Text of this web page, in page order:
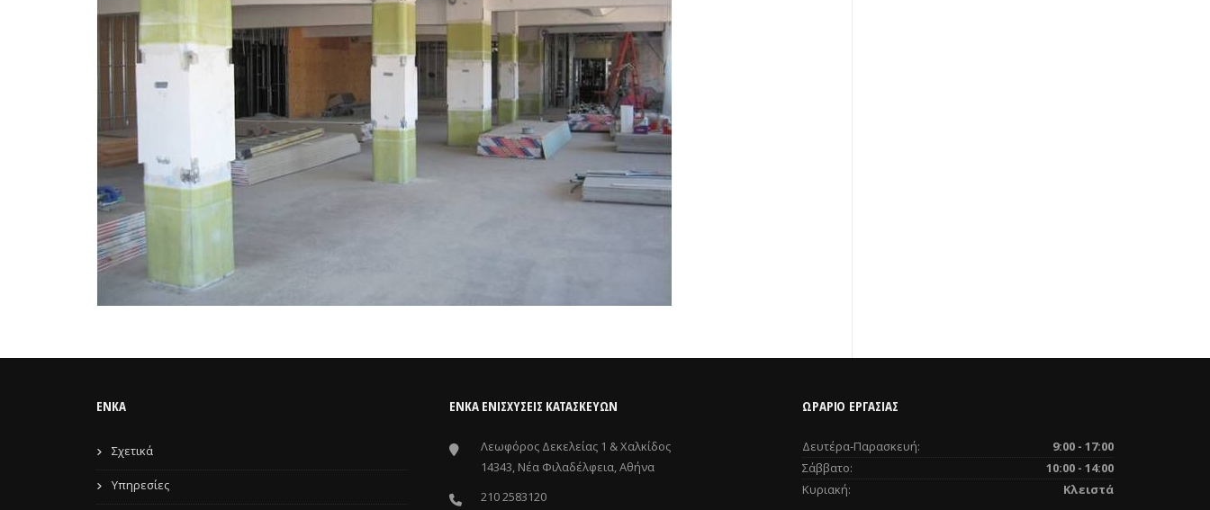
ENKA
Σχετικά
Υπηρεσίες
ΕΝΚΑ ΕΝΙΣΧΎΣΕΙΣ ΚΑΤΑΣΚΕΥΏΝ
Λεωφόρος Δεκελείας 1 & Χαλκίδος
14343, Νέα Φιλαδέλφεια, Αθήνα
210 2583120
ΩΡΑΡΙΟ ΕΡΓΑΣΙΑΣ
Δευτέρα-Παρασκευή:
9:00 - 17:00
Σάββατο:
10:00 - 14:00
Κυριακή:
Κλειστά